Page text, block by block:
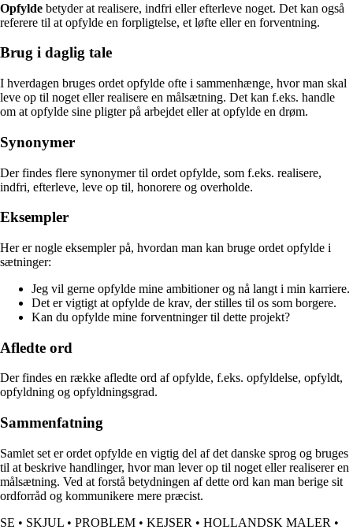
Opfylde betyder at realisere, indfri eller efterleve noget. Det kan også
referere til at opfylde en forpligtelse, et løfte eller en forventning.
Brug i daglig tale
I hverdagen bruges ordet opfylde ofte i sammenhænge, hvor man skal
leve op til noget eller realisere en målsætning. Det kan f.eks. handle
om at opfylde sine pligter på arbejdet eller at opfylde en drøm.
Synonymer
Der findes flere synonymer til ordet opfylde, som f.eks. realisere,
indfri, efterleve, leve op til, honorere og overholde.
Eksempler
Her er nogle eksempler på, hvordan man kan bruge ordet opfylde i
sætninger:
Jeg vil gerne opfylde mine ambitioner og nå langt i min karriere.
Det er vigtigt at opfylde de krav, der stilles til os som borgere.
Kan du opfylde mine forventninger til dette projekt?
Afledte ord
Der findes en række afledte ord af opfylde, f.eks. opfyldelse, opfyldt,
opfyldning og opfyldningsgrad.
Sammenfatning
Samlet set er ordet opfylde en vigtig del af det danske sprog og bruges
til at beskrive handlinger, hvor man lever op til noget eller realiserer en
målsætning. Ved at forstå betydningen af dette ord kan man berige sit
ordforråd og kommunikere mere præcist.
SE • SKJUL • PROBLEM • KEJSER • HOLLANDSK MALER •